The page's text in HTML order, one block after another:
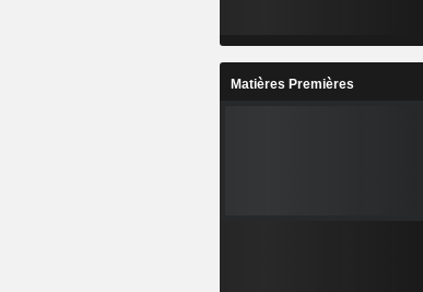
Matières Premières